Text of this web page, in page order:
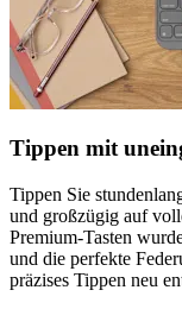
Tippen mit
Tippen Sie
und großzügig auf
Premium-Tasten
und die perfekte
präzises Tippen neu